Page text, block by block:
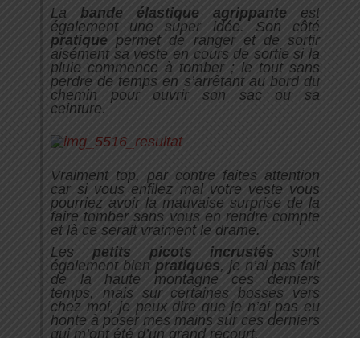
La bande élastique agrippante est
également une super idée. Son côté
pratique permet de ranger et de sortir
aisément sa veste en cours de sortie si la
pluie commence à tomber ; le tout sans
perdre de temps en s’arrêtant au bord du
chemin pour ouvrir son sac ou sa
ceinture.
Vraiment top, par contre faites attention
car si vous enfilez mal votre veste vous
pourriez avoir la mauvaise surprise de la
faire tomber sans vous en rendre compte
et là ce serait vraiment le drame.
Les petits picots incrustés sont
également bien pratiques, je n’ai pas fait
de la haute montagne ces derniers
temps, mais sur certaines bosses vers
chez moi, je peux dire que je n’ai pas eu
honte à poser mes mains sur ces derniers
qui m’ont été d’un grand recourt.